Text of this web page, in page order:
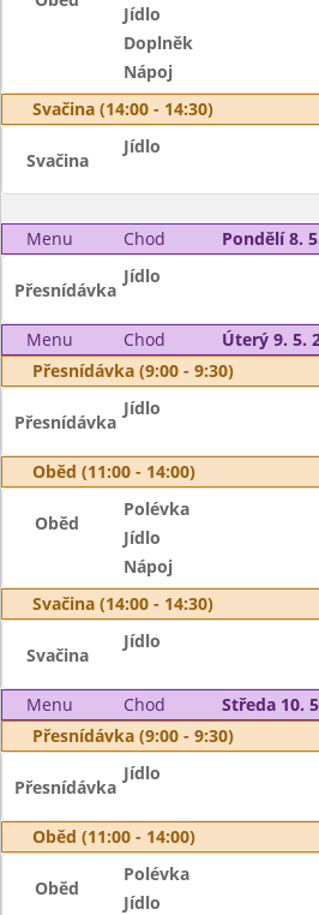
Jídlo
Doplněk
Nápoj
Svačina (14:00 - 14:30)
Svačina
Jídlo
Menu Chod Pondělí 8.
Přesnídávka
Jídlo
Menu Chod
Úterý 9. 5.
Přesnídávka (9:00 - 9:30)
Přesnídávka
Jídlo
Oběd (11:00 - 14:00)
Oběd
Polévka
Jídlo
Nápoj
Svačina (14:00 - 14:30)
Svačina
Jídlo
Menu Chod
Středa 10.
Přesnídávka (9:00 - 9:30)
Přesnídávka
Jídlo
Oběd (11:00 - 14:00)
Oběd
Polévka
Jídlo